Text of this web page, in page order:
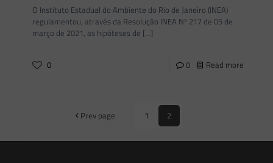
O Instituto Estadual do Ambiente do Rio de Janeiro (INEA)
regulamentou, através da Resolução INEA Nº 217 de 05 de
março de 2021, as hipóteses de […]
0 0 Read more
Prev page 1 2